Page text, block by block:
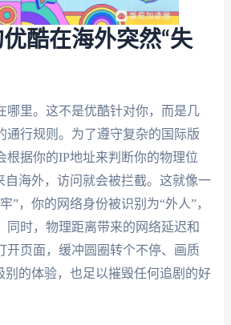
酷在海外突然“失
哪里。这不是优酷针对你，而是几
通行规则。为了遵守复杂的国际版
根据你的IP地址来判断你的物理位
自海外，访问就会被拦截。这就像一
”，你的网络身份被识别为“外人”，
同时，物理距离带来的网络延迟和
开页面，缓冲圆圈转个不停、画质
别的体验，也足以摧毁任何追剧的好